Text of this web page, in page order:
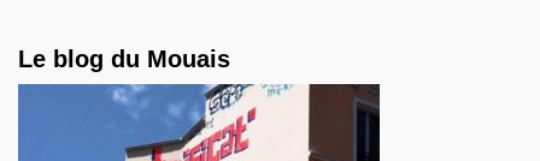
Le blog du Mouais